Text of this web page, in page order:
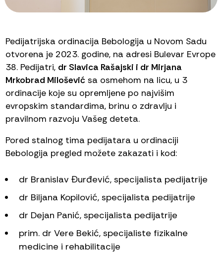
Pedijatrijska ordinacija Bebologija u Novom Sadu
otvorena je 2023. godine, na adresi Bulevar Evrope
38. Pedijatri, dr Slavica Rašajski i dr Mirjana
Mrkobrad Milošević sa osmehom na licu, u 3
ordinacije koje su opremljene po najvišim
evropskim standardima, brinu o zdravlju i
pravilnom razvoju Vašeg deteta.
Pored stalnog tima pedijatara u ordinaciji
Bebologija pregled možete zakazati i kod:
dr Branislav Đurđević, specijalista pedijatrije
dr Biljana Kopilović, specijalista pedijatrije
dr Dejan Panić, specijalista pedijatrije
prim. dr Vere Bekić, specijaliste fizikalne
medicine i rehabilitacije